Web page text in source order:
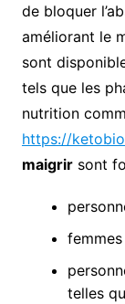
de bloquer
améliorant le
sont
tels que les
nutrition
https://
maigrirsont
telles